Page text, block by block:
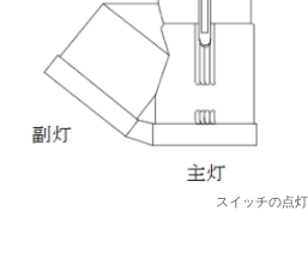
スイッチの点